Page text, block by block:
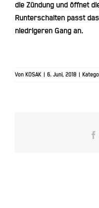
die Zündung und öffnet
Runterschalten passt
niedrigeren Gang an.
Von KOSAK 6. Juni, 2018